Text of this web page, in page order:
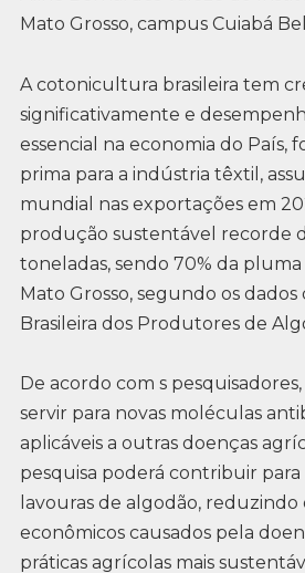
Mato Grosso, campus Cuiabá
A cotonicultura brasileira tem
significativamente e
essencial na economia do País,
prima para a indústria têxtil,
mundial nas exportações em
produção sustentável recorde
toneladas, sendo 70% da
Mato Grosso, segundo os dados
Brasileira dos Produtores de
De acordo com s
servir para novas moléculas
aplicáveis a outras doenças
pesquisa poderá contribuir
lavouras de algodão, reduzindo
econômicos causados pela
práticas agrícolas mais